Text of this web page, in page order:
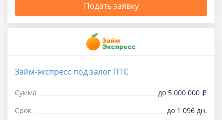
Подать заявку
Займ-экспресс под залог ПТС
Сумма
до 5 000 000
Срок
до 1 096 дн.